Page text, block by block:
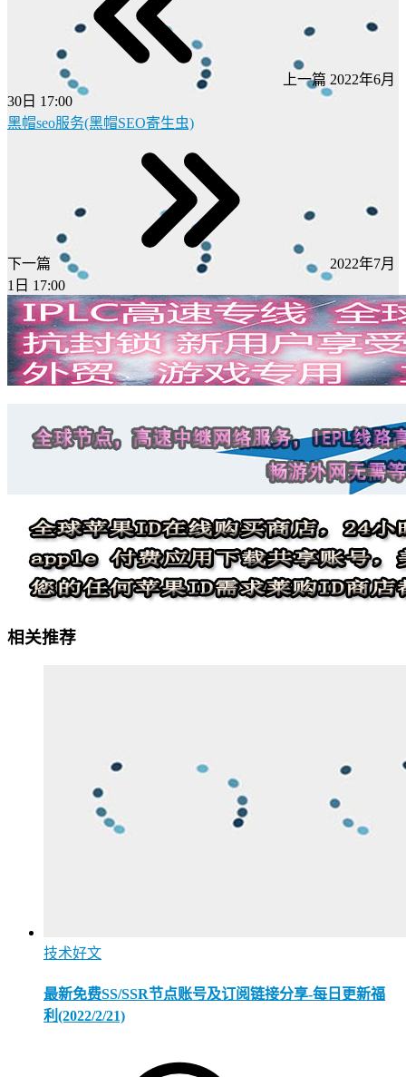
上一篇 2022年6月
30日 17:00
黑帽seo服务(黑帽SEO寄生虫)
下一篇
2022年7月
1日 17:00
相关推荐
技术好文
最新免费SS/SSR节点账号及订阅链接分享-每日更新福
利(2022/2/21)